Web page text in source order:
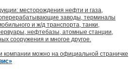
месторождения нефти и газа,
заводы, терминалы
и ж/д транспорта, танки,
нефтебазы, атомные станции,
сооружения и многое другое.
компании можно на официальной страничке